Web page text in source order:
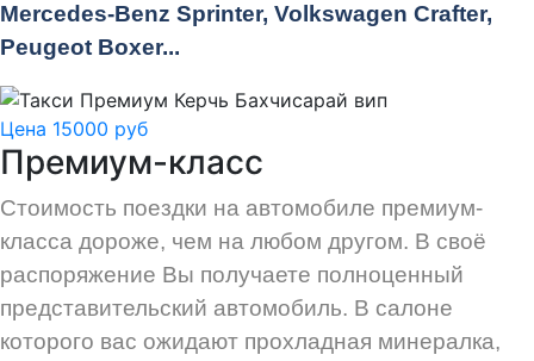
Mercedes-Benz Sprinter, Volkswagen Crafter,
Peugeot Boxer...
Цена 15000 руб
Премиум-класс
Стоимость поездки на автомобиле премиум-
класса дороже, чем на любом другом. В своё
распоряжение Вы получаете полноценный
представительский автомобиль. В салоне
которого вас ожидают прохладная минералка,